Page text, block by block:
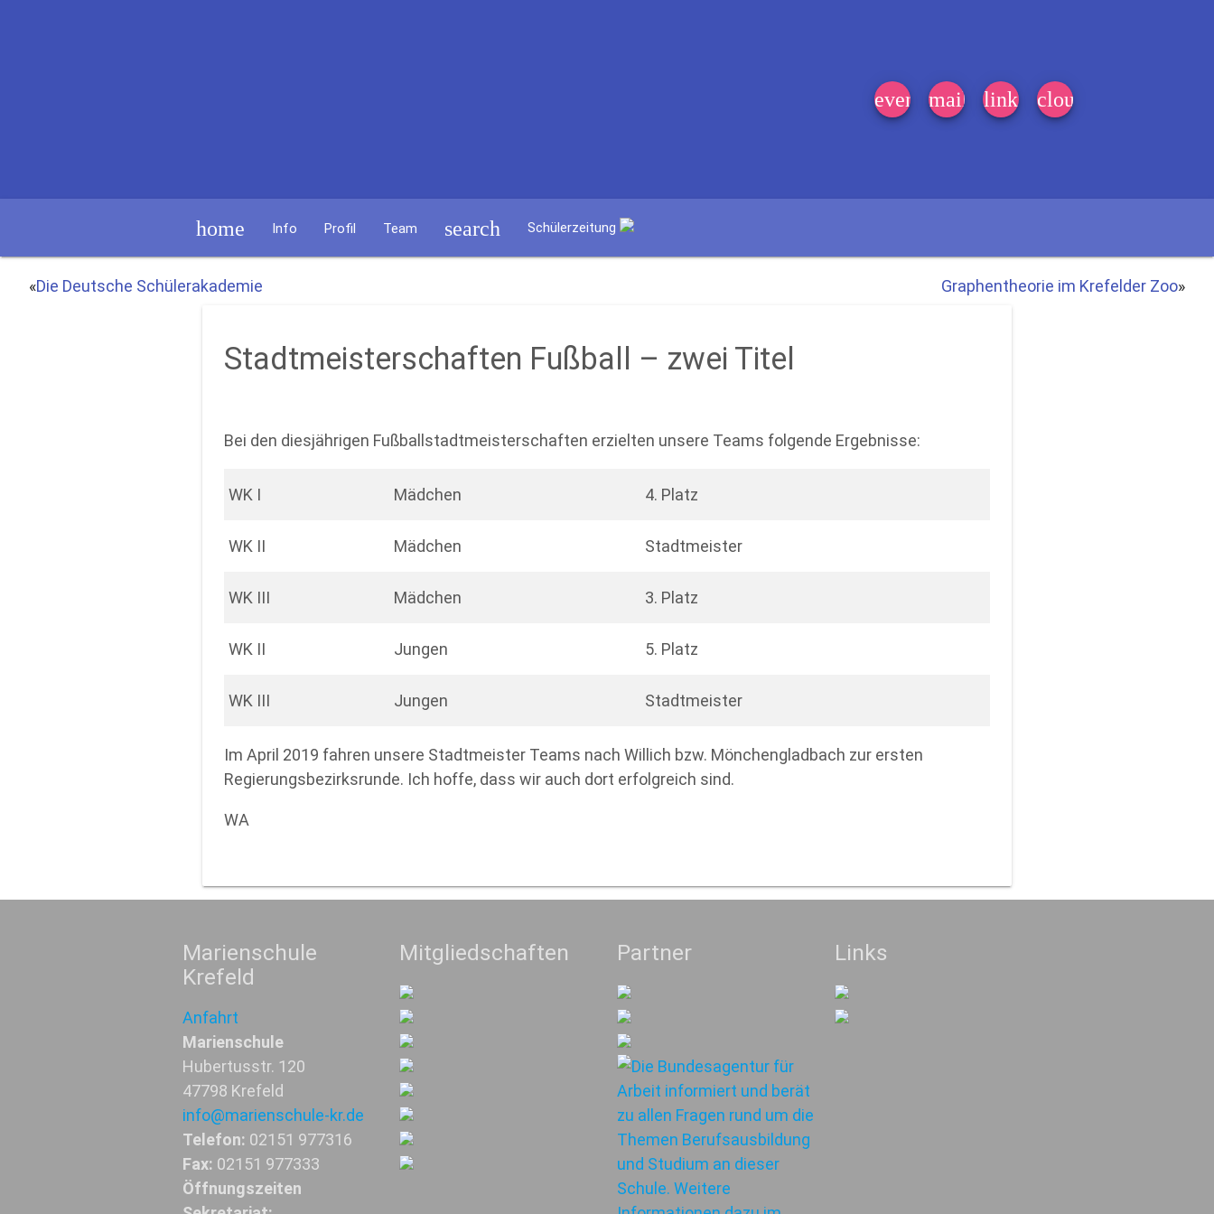
event_note
mail link cloud
home Info Profil Team search Schülerzeitung
«Die Deutsche Schülerakademie Graphentheorie im Krefelder Zoo»
Stadtmeisterschaften Fußball – zwei Titel
Bei den diesjährigen Fußballstadtmeisterschaften erzielten unsere Teams folgende Ergebnisse:
WK I Mädchen 4. Platz
WK II Mädchen Stadtmeister
WK III Mädchen 3. Platz
WK II Jungen 5. Platz
WK III Jungen Stadtmeister
Im April 2019 fahren unsere Stadtmeister Teams nach Willich bzw. Mönchengladbach zur ersten
Regierungsbezirksrunde. Ich hoffe, dass wir auch dort erfolgreich sind.
WA
Marienschule
Krefeld
Anfahrt
Marienschule
Hubertusstr. 120
47798 Krefeld
info@marienschule-kr.de
Telefon: 02151 977316
Fax: 02151 977333
Öffnungszeiten
Mitgliedschaften Partner Links